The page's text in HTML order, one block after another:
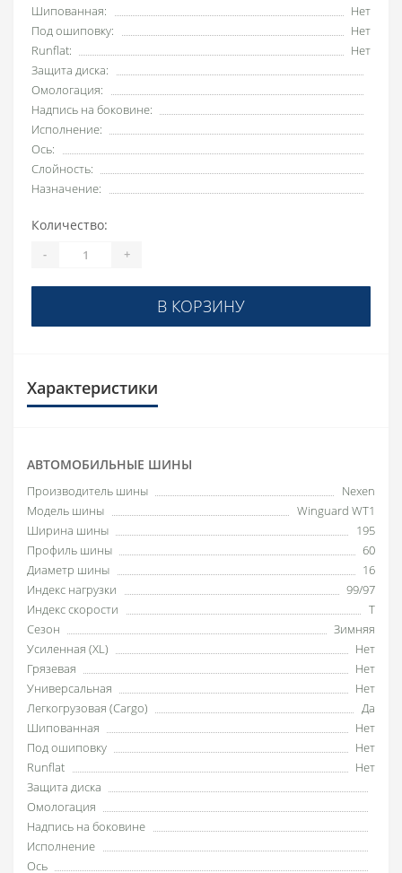
Шипованная:
Нет
Под ошиповку:
Нет
Runflat:
Нет
Защита диска:
Омологация:
Надпись на боковине:
Исполнение:
Ось:
Слойность:
Назначение:
Количество:
- +
В КОРЗИНУ
Характеристики
АВТОМОБИЛЬНЫЕ ШИНЫ
Производитель шины
Nexen
Модель шины
Winguard WT1
Ширина шины
195
Профиль шины
60
Диаметр шины
16
Индекс нагрузки
99/97
Индекс скорости
T
Сезон
Зимняя
Усиленная (XL)
Нет
Грязевая
Нет
Универсальная
Нет
Легкогрузовая (Cargo)
Да
Шипованная
Нет
Под ошиповку
Нет
Runflat
Нет
Защита диска
Омологация
Надпись на боковине
Исполнение
Ось